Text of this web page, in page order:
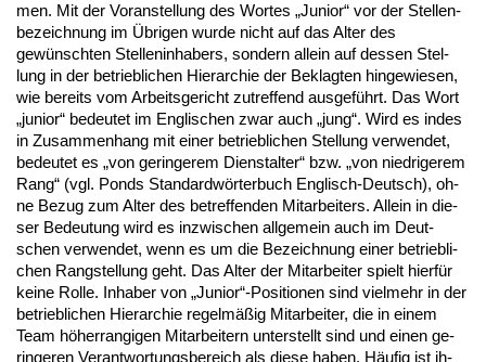
men. Mit der Vor­an­stel­lung des Wor­tes „Ju­ni­or“ vor der Stel­len­
be­zeich­nung im Übri­gen wur­de nicht auf das Al­ter des
gewünsch­ten Stel­len­in­ha­bers, son­dern al­lein auf des­sen Stel­
lung in der be­trieb­li­chen Hier­ar­chie der Be­klag­ten hin­ge­wie­sen,
wie be­reits vom Ar­beits­ge­richt zu­tref­fend aus­geführt. Das Wort
„ju­ni­or“ be­deu­tet im Eng­li­schen zwar auch „jung“. Wird es in­des
in Zu­sam­men­hang mit ei­ner be­trieb­li­chen Stel­lung ver­wen­det,
be­deu­tet es „von ge­rin­ge­rem Dienst­al­ter“ bzw. „von nied­ri­ge­rem
Rang“ (vgl. Ponds Stan­dardwörter­buch Eng­lisch-Deutsch), oh­
ne Be­zug zum Al­ter des be­tref­fen­den Mit­ar­bei­ters. Al­lein in die­
ser Be­deu­tung wird es in­zwi­schen all­ge­mein auch im Deut­
schen ver­wen­det, wenn es um die Be­zeich­nung ei­ner be­trieb­li­
chen Rang­stel­lung geht. Das Al­ter der Mit­ar­bei­ter spielt hierfür
kei­ne Rol­le. In­ha­ber von „Ju­ni­or“-Po­si­tio­nen sind viel­mehr in der
be­trieb­li­chen Hier­ar­chie re­gelmäßig Mit­ar­bei­ter, die in ei­nem
Team höher­ran­gi­gen Mit­ar­bei­tern un­ter­stellt sind und ei­nen ge­
rin­ge­ren Ver­ant­wor­tungs­be­reich als die­se ha­ben. Häufig ist ih­